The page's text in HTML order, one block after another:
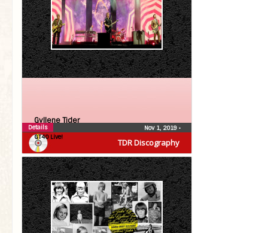
TDR Discography
Gyllene Tider
GT40 Live!
Nov 1, 2019 •
Details